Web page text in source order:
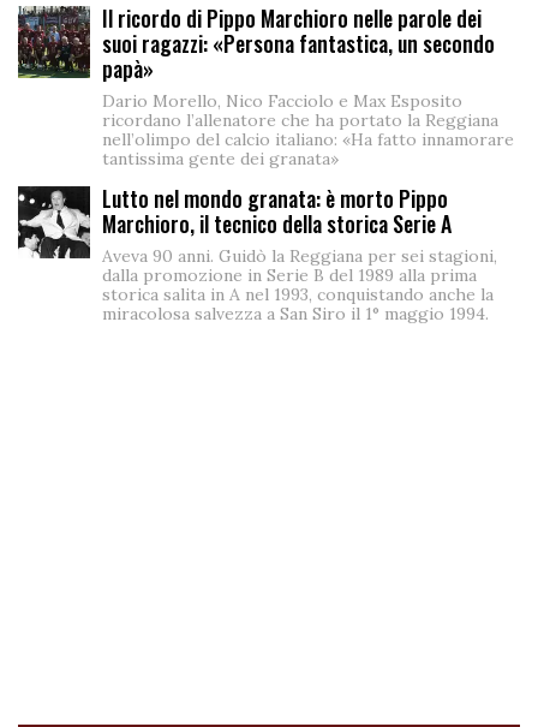
Il ricordo di Pippo Marchioro nelle parole dei
suoi ragazzi: «Persona fantastica, un secondo
papà»
Dario Morello, Nico Facciolo e Max Esposito
ricordano l’allenatore che ha portato la Reggiana
nell’olimpo del calcio italiano: «Ha fatto innamorare
tantissima gente dei granata»
Lutto nel mondo granata: è morto Pippo
Marchioro, il tecnico della storica Serie A
Aveva 90 anni. Guidò la Reggiana per sei stagioni,
dalla promozione in Serie B del 1989 alla prima
storica salita in A nel 1993, conquistando anche la
miracolosa salvezza a San Siro il 1° maggio 1994.